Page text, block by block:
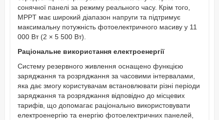
сонячної панелі за режиму реального часу. Крім того,
MPPT має широкий діапазон напруги та підтримує
максимальну потужність фотоелектричного масиву у 11
000 Вт (2 × 5 500 Вт).
Раціональне використання електроенергії
Систему резервного живлення оснащено функцією
заряджання та розряджання за часовими інтервалами,
яка дає змогу користувачам встановлювати різні періоди
заряджання та розряджання відповідно до місцевих
тарифів, що допомагає раціонально використовувати
електроенергію та енергію фотоелектричних панелей,